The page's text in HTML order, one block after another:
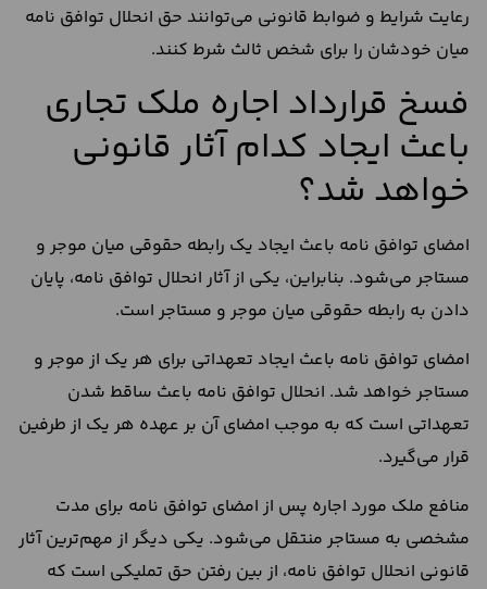
رعایت شرایط و ضوابط قانونی می‌توانند حق انحلال توافق نامه
میان خودشان را برای شخص ثالث شرط کنند.
فسخ قرارداد اجاره ملک تجاری
باعث ایجاد کدام آثار قانونی
خواهد شد؟
امضای توافق نامه باعث ایجاد یک رابطه حقوقی میان موجر و
مستاجر می‌شود. بنابراین، یکی از آثار انحلال توافق نامه، پایان
دادن به رابطه حقوقی میان موجر و مستاجر است.
امضای توافق نامه باعث ایجاد تعهداتی برای هر یک از موجر و
مستاجر خواهد شد. انحلال توافق نامه باعث ساقط شدن
تعهداتی است که به موجب امضای آن بر عهده هر یک از طرفین
قرار می‌گیرد.
منافع ملک مورد اجاره پس از امضای توافق نامه برای مدت
مشخصی به مستاجر منتقل می‌شود. یکی دیگر از مهم‌ترین آثار
قانونی انحلال توافق نامه، از بین رفتن حق تملیکی است که